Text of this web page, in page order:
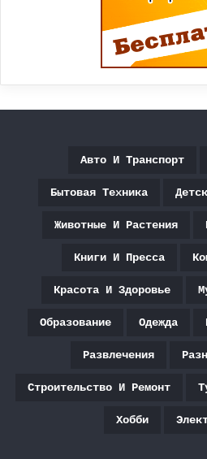
Авто И Транспорт
Бытовая Техника
Животные И Растения
Книги И Пресса
Красота И Здоровье
Образование Одежда
Развлечения
Строительство И Ремонт
Хобби